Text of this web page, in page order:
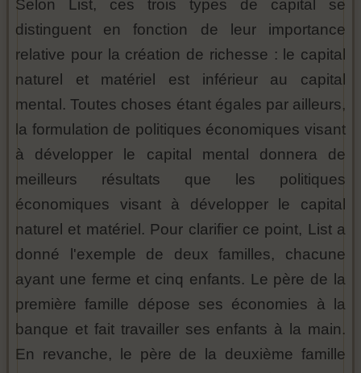
Selon List, ces trois types de capital se
distinguent en fonction de leur importance
relative pour la création de richesse : le capital
naturel et matériel est inférieur au capital
mental. Toutes choses étant égales par ailleurs,
la formulation de politiques économiques visant
à développer le capital mental donnera de
meilleurs résultats que les politiques
économiques visant à développer le capital
naturel et matériel. Pour clarifier ce point, List a
donné l'exemple de deux familles, chacune
ayant une ferme et cinq enfants. Le père de la
première famille dépose ses économies à la
banque et fait travailler ses enfants à la main.
En revanche, le père de la deuxième famille